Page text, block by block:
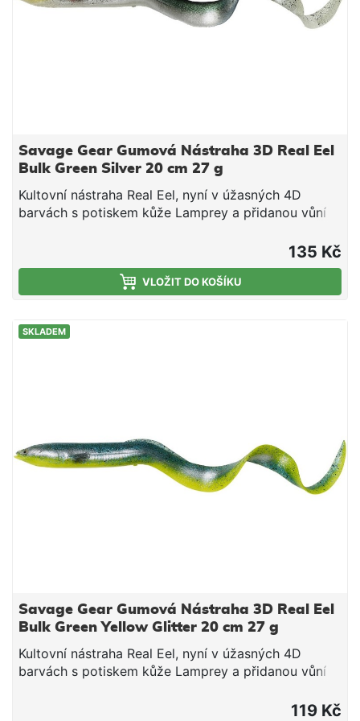
Savage Gear Gumová Nástraha 3D Real Eel
Bulk Green Silver 20 cm 27 g
Kultovní nástraha Real Eel, nyní v úžasných 4D
barvách s potiskem kůže Lamprey a přidanou vůní
skutečná kořist a dokáže vyprovokovat k útoku i
velmi opatrné dravce. Testování v terénu přineslo
fenomenální výsledky, tahle nástraha vás prostě
a trolling
135 Kč
VLOŽIT DO KOŠÍKU
SKLADEM
Savage Gear Gumová Nástraha 3D Real Eel
Bulk Green Yellow Glitter 20 cm 27 g
Kultovní nástraha Real Eel, nyní v úžasných 4D
barvách s potiskem kůže Lamprey a přidanou vůní
skutečná kořist a dokáže vyprovokovat k útoku i119 Kč